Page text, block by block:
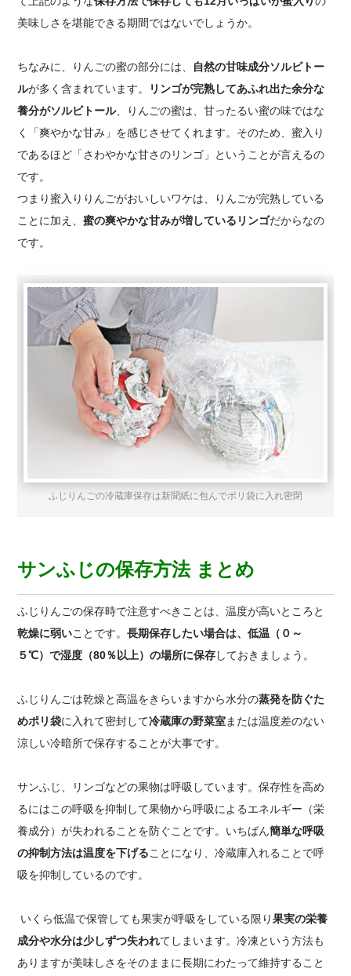
美味しさを堪能できる期間ではないでしょうか。
ちなみに、りんごの蜜の部分には、
自然の甘味成分ソルビトー
ルが多く含まれています。
リンゴが完熟してあふれ出た余分な
養分がソルビトール、りんごの蜜は、甘ったるい蜜の味ではな
く「爽やかな甘み」を感じさせてくれます。そのため、蜜入り
であるほど「さわやかな甘さのリンゴ」ということが言えるの
です。
つまり蜜入りりんごがおいしいワケは、りんごが完熟している
ことに加え、蜜の爽やかな甘みが増しているリンゴだからなの
です。
ふじりんごの冷蔵庫保存は新聞紙に包んでポリ袋に入れ密閉
サンふじの保存方法 まとめ
ふじりんごの保存時で注意すべきことは、温度が高いところと
乾燥に弱いことです。長期保存したい場合は、低温（０～
５℃）で湿度（80％以上）の場所に保存しておきましょう。
ふじりんごは乾燥と高温をきらいますから水分の蒸発を防ぐた
めポリ袋に入れて密封して冷蔵庫の野菜室または温度差のない
涼しい冷暗所で保存することが大事です。
サンふじ、リンゴなどの果物は呼吸しています。保存性を高め
るにはこの呼吸を抑制して果物から呼吸によるエネルギー（栄
養成分）が失われることを防ぐことです。いちばん簡単な呼吸
の抑制方法は温度を下げることになり、冷蔵庫入れることで呼
吸を抑制しているのです。
いくら低温で保管しても果実が呼吸をしている限り果実の栄養
成分や水分は少しずつ失われてしまいます。冷凍という方法も
ありますが美味しさをそのままに長期にわたって維持すること